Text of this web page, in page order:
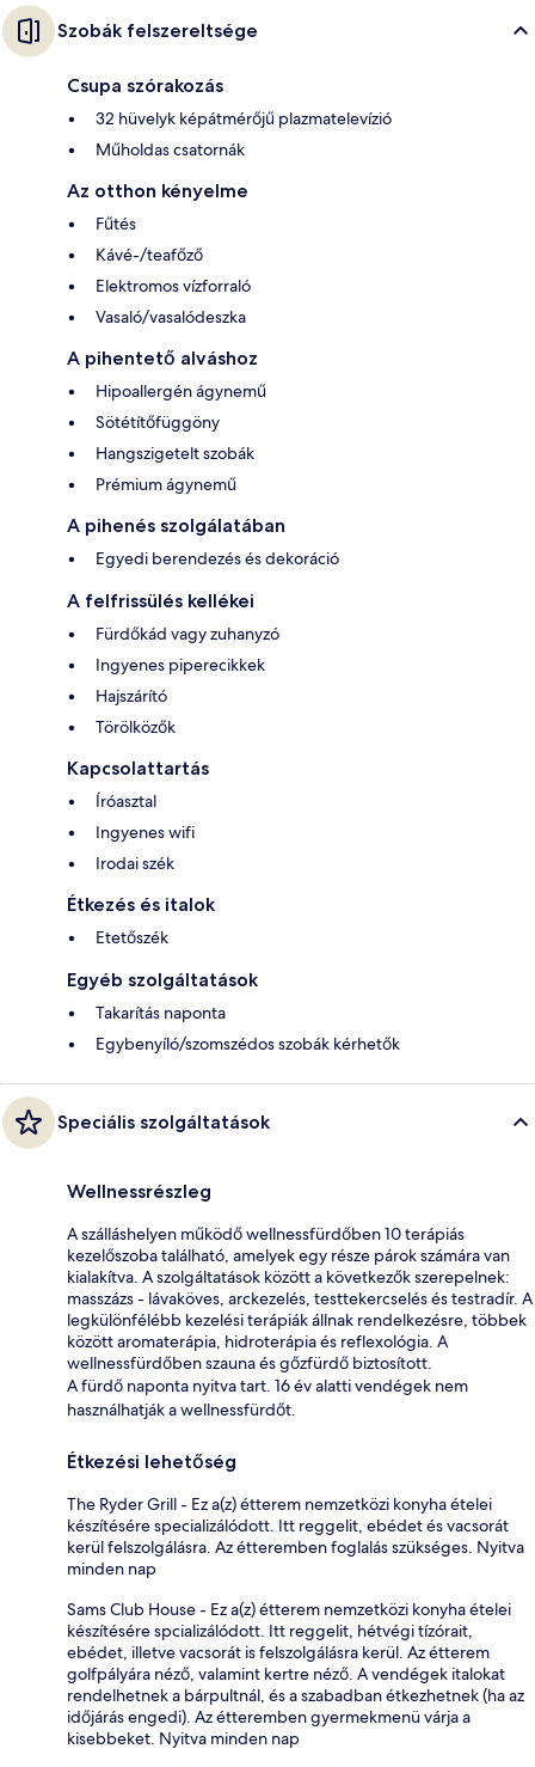
Szobák felszereltsége
Csupa szórakozás
32 hüvelyk képátmérőjű plazmatelevízió
Műholdas csatornák
Az otthon kényelme
Fűtés
Kávé-/teafőző
Elektromos vízforraló
Vasaló/vasalódeszka
A pihentető alváshoz
Hipoallergén ágynemű
Sötétítőfüggöny
Hangszigetelt szobák
Prémium ágynemű
A pihenés szolgálatában
Egyedi berendezés és dekoráció
A felfrissülés kellékei
Fürdőkád vagy zuhanyzó
Ingyenes piperecikkek
Hajszárító
Törölközők
Kapcsolattartás
Íróasztal
Ingyenes wifi
Irodai szék
Étkezés és italok
Etetőszék
Egyéb szolgáltatások
Takarítás naponta
Egybenyíló/szomszédos szobák kérhetők
Speciális szolgáltatások
Wellnessrészleg
A szálláshelyen működő wellnessfürdőben 10 terápiás
kezelőszoba található, amelyek egy része párok számára van
kialakítva. A szolgáltatások között a következők szerepelnek:
masszázs - lávaköves, arckezelés, testtekercselés és testradír. A
legkülönfélébb kezelési terápiák állnak rendelkezésre, többek
között aromaterápia, hidroterápia és reflexológia. A
wellnessfürdőben szauna és gőzfürdő biztosított.
A fürdő naponta nyitva tart. 16 év alatti vendégek nem
használhatják a wellnessfürdőt.
Étkezési lehetőség
The Ryder Grill - Ez a(z) étterem nemzetközi konyha ételei
készítésére specializálódott. Itt reggelit, ebédet és vacsorát
kerül felszolgálásra. Az étteremben foglalás szükséges. Nyitva
minden nap
Sams Club House - Ez a(z) étterem nemzetközi konyha ételei
készítésére spcializálódott. Itt reggelit, hétvégi tízórait,
ebédet, illetve vacsorát is felszolgálásra kerül. Az étterem
golfpályára néző, valamint kertre néző. A vendégek italokat
rendelhetnek a bárpultnál, és a szabadban étkezhetnek (ha az
időjárás engedi). Az étteremben gyermekmenü várja a
kisebbeket. Nyitva minden nap